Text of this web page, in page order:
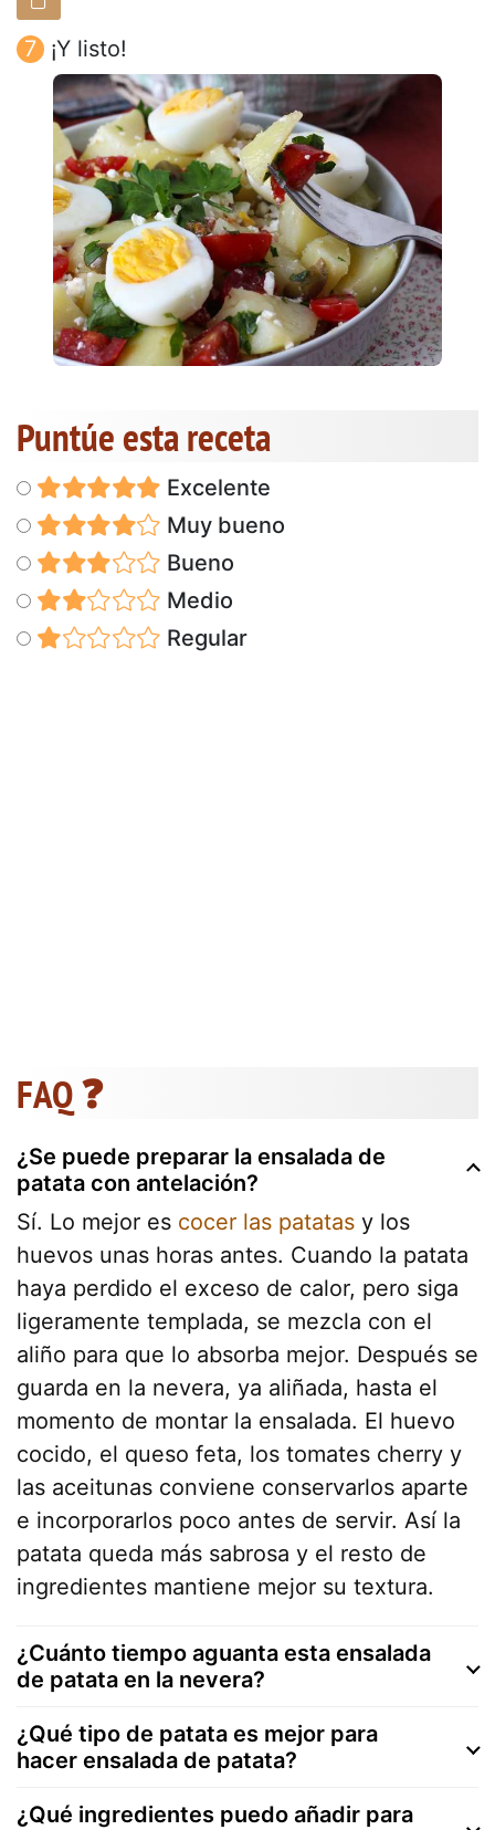
¡Y listo!
Puntúe esta receta
Excelente
Muy bueno
Bueno
Medio
Regular
FAQ ❓
¿Se puede preparar la ensalada de
patata con antelación?
Sí. Lo mejor es cocer las patatas y los
huevos unas horas antes. Cuando la patata
haya perdido el exceso de calor, pero siga
ligeramente templada, se mezcla con el
aliño para que lo absorba mejor. Después se
guarda en la nevera, ya aliñada, hasta el
momento de montar la ensalada. El huevo
cocido, el queso feta, los tomates cherry y
las aceitunas conviene conservarlos aparte
e incorporarlos poco antes de servir. Así la
patata queda más sabrosa y el resto de
ingredientes mantiene mejor su textura.
¿Cuánto tiempo aguanta esta ensalada
de patata en la nevera?
¿Qué tipo de patata es mejor para
hacer ensalada de patata?
¿Qué ingredientes puedo añadir para